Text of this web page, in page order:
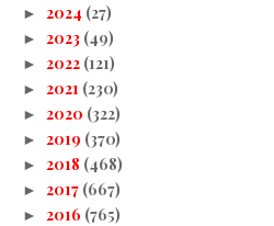
► 2024 (27)
► 2023 (49)
► 2022 (121)
► 2021 (230)
► 2020 (322)
► 2019 (370)
► 2018 (468)
► 2017 (667)
► 2016 (765)